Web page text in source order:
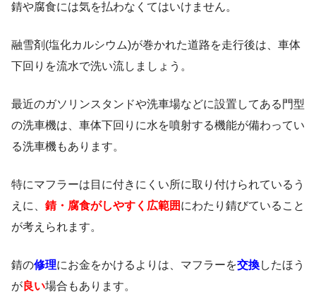
錆や腐食には気を払わなくてはいけません。
融雪剤(塩化カルシウム)が巻かれた道路を走行後は、車体
下回りを流水で洗い流しましょう。
最近のガソリンスタンドや洗車場などに設置してある門型
の洗車機は、車体下回りに水を噴射する機能が備わってい
る洗車機もあります。
特にマフラーは目に付きにくい所に取り付けられているう
えに、 錆・腐食がしやすく 広範囲にわたり錆びていること
が考えられます。
錆の修理にお金をかけるよりは、マフラーを交換したほう
が 良い場合もあります。